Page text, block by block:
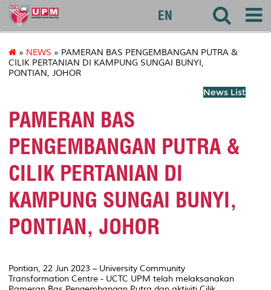
127
EN
» NEWS » PAMERAN BAS PENGEMBANGAN PUTRA &
CILIK PERTANIAN DI KAMPUNG SUNGAI BUNYI,
PONTIAN, JOHOR
News List
PAMERAN BAS
PENGEMBANGAN PUTRA &
CILIK PERTANIAN DI
KAMPUNG SUNGAI BUNYI,
PONTIAN, JOHOR
Pontian, 22 Jun 2023 – University Community
Transformation Centre - UCTC UPM telah melaksanakan